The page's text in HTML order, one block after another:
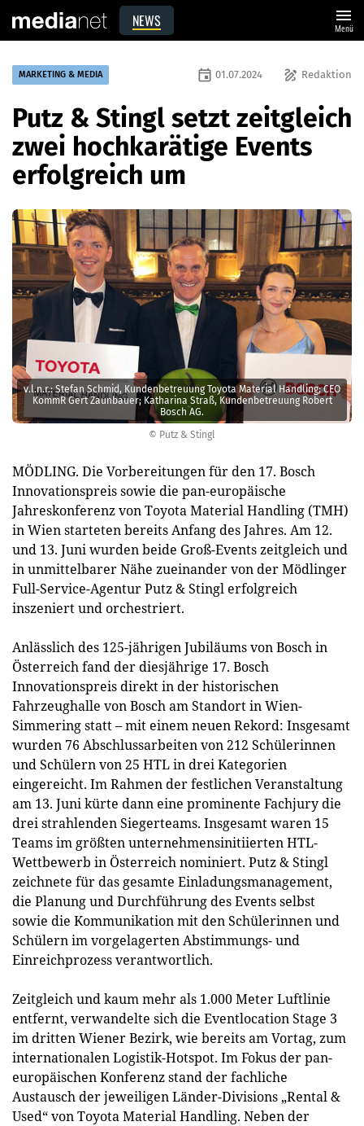
NEWS menu
Menü
© Putz & Stingl
v.l.n.r.: Stefan Schmid, Kundenbetreuung Toyota Material Handling; CEO
KommR Gert Zaunbauer; Katharina Straß, Kundenbetreuung Robert
Bosch AG.
MARKETING & MEDIA draw Redaktion
event 01.07.2024
Putz & Stingl setzt zeitgleich
zwei hochkarätige Events
erfolgreich um
MÖDLING. Die Vorbereitungen für den 17. Bosch
Innovationspreis sowie die pan-europäische
Jahreskonferenz von Toyota Material Handling (TMH)
in Wien starteten bereits Anfang des Jahres. Am 12.
und 13. Juni wurden beide Groß-Events zeitgleich und
in unmittelbarer Nähe zueinander von der Mödlinger
Full-Service-Agentur Putz & Stingl erfolgreich
inszeniert und orchestriert.
Anlässlich des 125-jährigen Jubiläums von Bosch in
Österreich fand der diesjährige 17. Bosch
Innovationspreis direkt in der historischen
Fahrzeughalle von Bosch am Standort in Wien-
Simmering statt – mit einem neuen Rekord: Insgesamt
wurden 76 Abschlussarbeiten von 212 Schülerinnen
und Schülern von 25 HTL in drei Kategorien
eingereicht. Im Rahmen der festlichen Veranstaltung
am 13. Juni kürte dann eine prominente Fachjury die
drei strahlenden Siegerteams. Insgesamt waren 15
Teams im größten unternehmensinitiierten HTL-
Wettbewerb in Österreich nominiert. Putz & Stingl
zeichnete für das gesamte Einladungsmanagement,
die Planung und Durchführung des Events selbst
sowie die Kommunikation mit den Schülerinnen und
Schülern im vorgelagerten Abstimmungs- und
Einreichprozess verantwortlich.
Zeitgleich und kaum mehr als 1.000 Meter Luftlinie
entfernt, verwandelte sich die Eventlocation Stage 3
im dritten Wiener Bezirk, wie bereits am Vortag, zum
internationalen Logistik-Hotspot. Im Fokus der pan-
europäischen Konferenz stand der fachliche
Austausch der jeweiligen Länder-Divisions „Rental &
Used“ von Toyota Material Handling. Neben der